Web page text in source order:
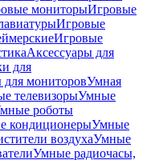
мониторыИгровые
Игровые
Игровые
Аксессуары для
для
мониторовУмная
телевизорыУмные
роботы
кондиционерыУмные
воздухаУмные
Умные радиочасы,